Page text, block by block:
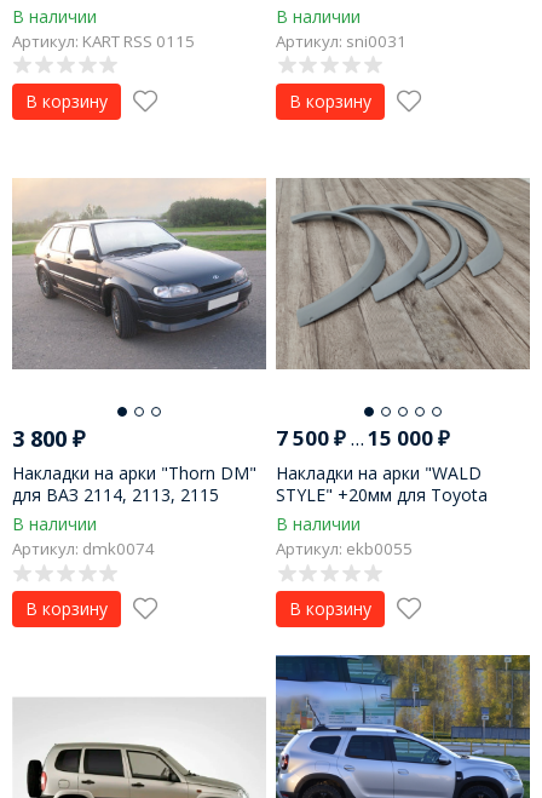
NEW
В наличии
Артикул: KART RSS 0115
В корзину
4x4 Urban
В наличии
Артикул: sni0031
В корзину
3 800 ₽
Накладки на арки "Thorn DM"
для ВАЗ 2114, 2113, 2115
В наличии
Артикул: dmk0074
В корзину
7 500₽...15 000₽
Накладки на арки "WALD
STYLE" +20мм для Toyota
Altezza
В наличии
Артикул: ekb0055
В корзину